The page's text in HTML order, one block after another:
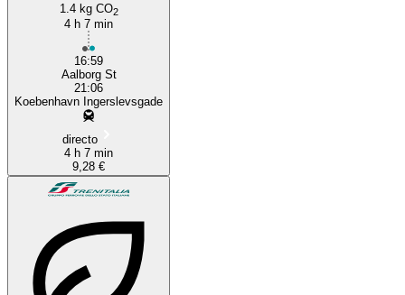
1.4 kg CO2
4 h 7 min
16:59
Aalborg St
21:06
Koebenhavn Ingerslevsgade
directo
4 h 7 min
9,28 €